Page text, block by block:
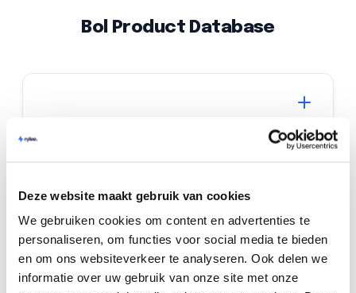
Deze website maakt gebruik van cookies
We gebruiken cookies om content en advertenties te
personaliseren, om functies voor social media te bieden
en om ons websiteverkeer te analyseren. Ook delen we
informatie over uw gebruik van onze site met onze
Bol Product Database